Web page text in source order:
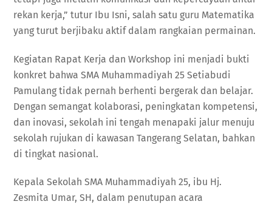
rekan kerja,” tutur Ibu Isni, salah satu guru Matematika
yang turut berjibaku aktif dalam rangkaian permainan.
Kegiatan Rapat Kerja dan Workshop ini menjadi bukti
konkret bahwa SMA Muhammadiyah 25 Setiabudi
Pamulang tidak pernah berhenti bergerak dan belajar.
Dengan semangat kolaborasi, peningkatan kompetensi,
dan inovasi, sekolah ini tengah menapaki jalur menuju
sekolah rujukan di kawasan Tangerang Selatan, bahkan
di tingkat nasional.
Kepala Sekolah SMA Muhammadiyah 25, ibu Hj.
Zesmita Umar, SH, dalam penutupan acara